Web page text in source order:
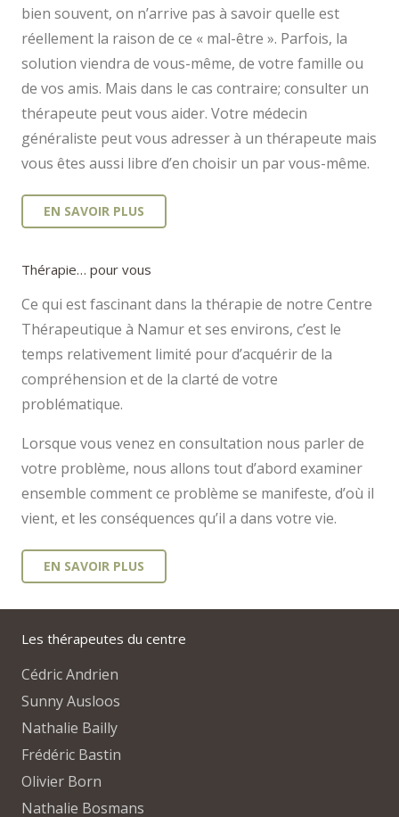
bien souvent, on n’arrive pas à savoir quelle est
réellement la raison de ce « mal-être ». Parfois, la
solution viendra de vous-même, de votre famille ou
de vos amis. Mais dans le cas contraire; consulter un
thérapeute peut vous aider. Votre médecin
généraliste peut vous adresser à un thérapeute mais
vous êtes aussi libre d’en choisir un par vous-même.
EN SAVOIR PLUS
Thérapie… pour vous
Ce qui est fascinant dans la thérapie de notre Centre
Thérapeutique à Namur et ses environs, c’est le
temps relativement limité pour d’acquérir de la
compréhension et de la clarté de votre
problématique.
Lorsque vous venez en consultation nous parler de
votre problème, nous allons tout d’abord examiner
ensemble comment ce problème se manifeste, d’où il
vient, et les conséquences qu’il a dans votre vie.
EN SAVOIR PLUS
Les thérapeutes du centre
Cédric Andrien
Sunny Ausloos
Nathalie Bailly
Frédéric Bastin
Olivier Born
Nathalie Bosmans